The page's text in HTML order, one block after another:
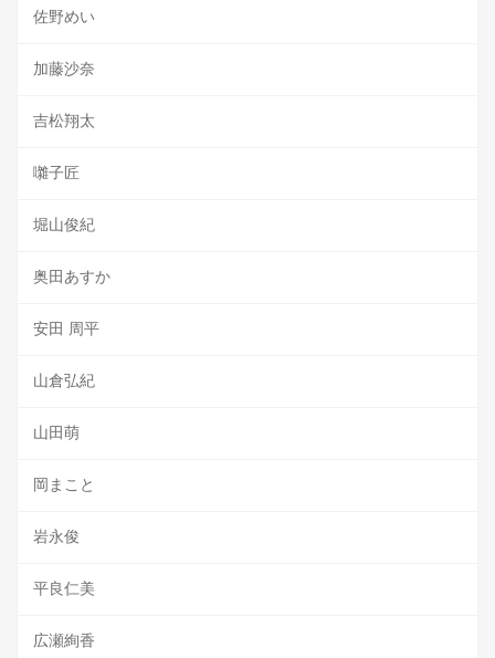
佐野めい
加藤沙奈
吉松翔太
囃子匠
堀山俊紀
奥田あすか
安田 周平
山倉弘紀
山田萌
岡まこと
岩永俊
平良仁美
広瀬絢香